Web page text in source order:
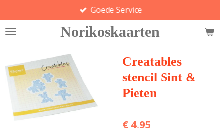
direct
naar
hoofdinhoud
Norikoskaarten
Goede Service
Creatables
stencil Sint &
Pieten
€ 4,95